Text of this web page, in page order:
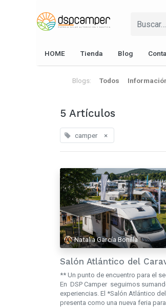
HOME Tienda Blog
Blogs: Todos
5 Artículos
camper ×
Natalia García Bonilla
Salón Atlántico del
** Un punto de encuentro para el
En DSP Camper seguimos
experiencias. El *Salón Atlántico
presenta como una nueva feria para